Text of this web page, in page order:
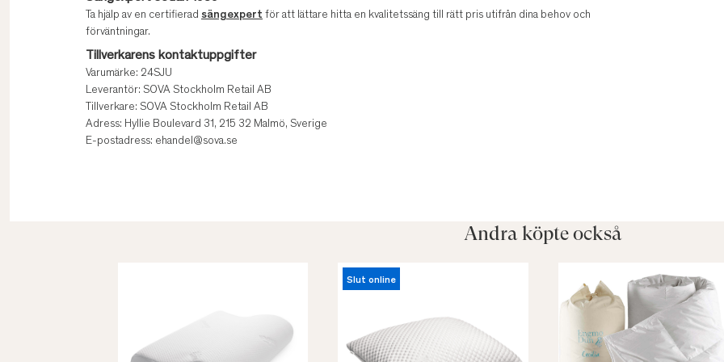
Ta hjälp av en certifierad sängexpert för att lättare hitta en kvalitetssäng till rätt pris utifrån dina behov och
förväntningar.
Tillverkarens kontaktuppgifter
Varumärke: 24SJU
Leverantör: SOVA Stockholm Retail AB
Tillverkare: SOVA Stockholm Retail AB
Adress: Hyllie Boulevard 31, 215 32 Malmö, Sverige
E-postadress: ehandel@sova.se
Andra köpte också
Slut online